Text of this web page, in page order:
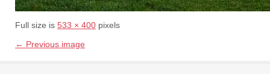
Full size is 533 × 400 pixels
← Previous image